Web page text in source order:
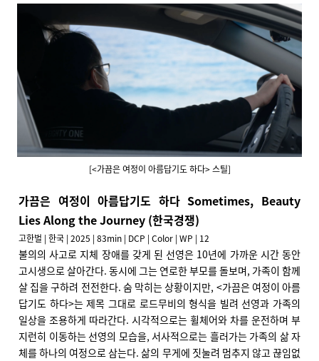
[<가끔은 여정이 아름답기도 하다> 스틸]
가끔은 여정이 아름답기도 하다 Sometimes, Beauty
Lies Along the Journey (한국경쟁)
고한벌 | 한국 | 2025 | 83min | DCP | Color | WP | 12
불의의 사고로 지체 장애를 갖게 된 선영은 10년에 가까운 시간 동안
고시생으로 살아간다. 동시에 그는 연로한 부모를 돌보며, 가족이 함께
살 집을 구하려 전전한다. 숨 막히는 상황이지만, <가끔은 여정이 아름
답기도 하다>는 제목 그대로 로드무비의 형식을 빌려 선영과 가족의
일상을 조용하게 따라간다. 시각적으로는 휠체어와 차를 운전하며 부
지런히 이동하는 선영의 모습을, 서사적으로는 흘러가는 가족의 삶 자
체를 하나의 여정으로 삼는다. 삶의 무게에 짓눌려 멈추지 않고 끊임없